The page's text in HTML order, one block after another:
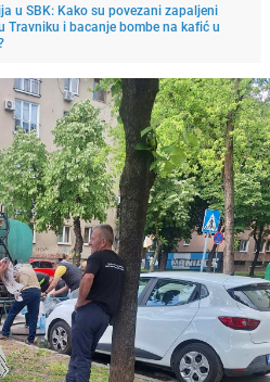
u SBK: Kako su povezani zapaljeni
Travniku i bacanje bombe na kafić u